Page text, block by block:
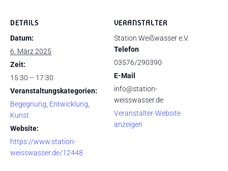
DETAILS
Datum:
6. März 2025
Zeit:
15:30 – 17:30
Veranstaltungskategorien:
Begegnung Entwicklung
Kunst
Website:
https://www.station-
weisswasser.de/12448
VERANSTALTER
Station Weißwasser e.V.
Telefon
03576/290390
E-Mail
info@station-
weisswasser.de
Veranstalter-Website
anzeigen